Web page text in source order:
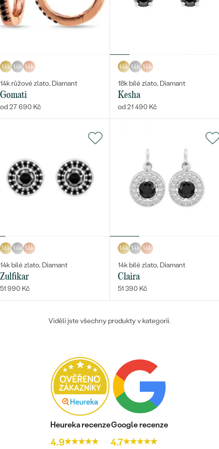
14k 14k 14k
14k růžové zlato, Diamant
Gomati
od 27 690 Kč
14k 14k 14k
18k bílé zlato, Diamant
Kesha
od 21 490 Kč
14k 14k 14k
14k bílé zlato, Diamant
Zulfikar
51 990 Kč
14k 14k 14k
14k bílé zlato, Diamant
Claira
51 390 Kč
Viděli jste všechny produkty v kategorii.
Heureka recenze
4.9
Google recenze
4.7